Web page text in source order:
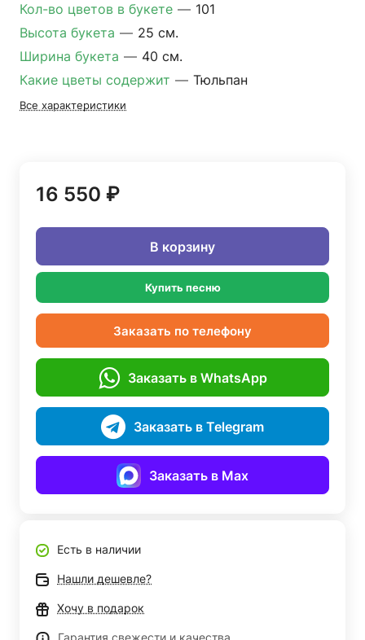
Кол-во цветов в букете — 101
Высота букета — 25 см.
Ширина букета — 40 см.
Какие цветы содержит — Тюльпан
Все характеристики
16 550 ₽
В корзину
Купить песню
Заказать по телефону
Заказать в WhatsApp
Заказать в Telegram
Заказать в Max
Есть в наличии
Нашли дешевле?
Хочу в подарок
Гарантия свежести и качества